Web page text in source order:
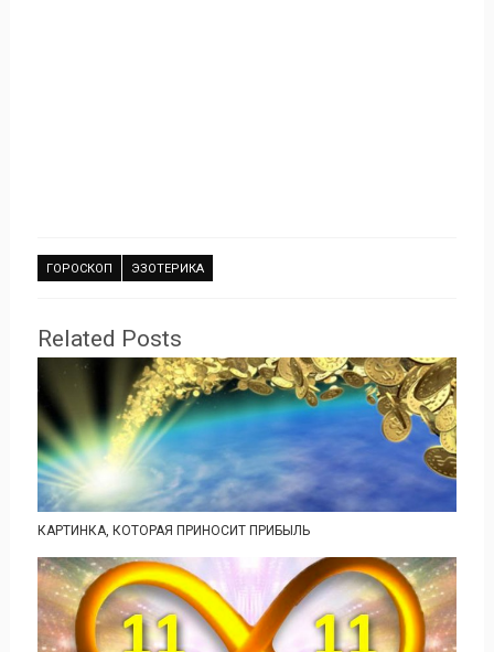
ГОРОСКОП ЭЗОТЕРИКА
Related Posts
КАРТИНКА, КОТОРАЯ ПРИНОСИТ ПРИБЫЛЬ